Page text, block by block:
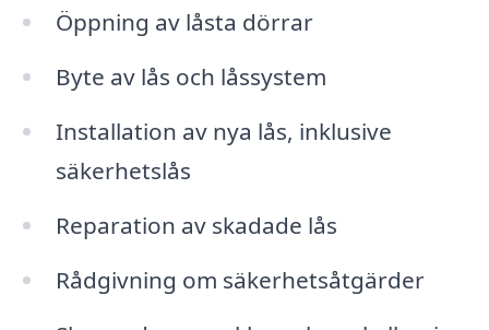
Öppning av låsta dörrar
Byte av lås och låssystem
Installation av nya lås, inklusive
säkerhetslås
Reparation av skadade lås
Rådgivning om säkerhetsåtgärder